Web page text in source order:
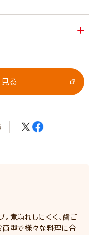
見る
煮崩れしにくく、歯ご
筒型で様々な料理に合